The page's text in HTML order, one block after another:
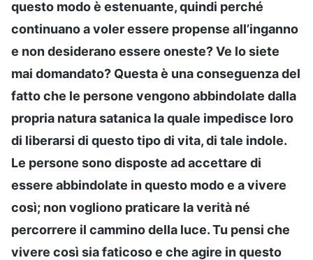
questo modo è estenuante, quindi perché
continuano a voler essere propense all’inganno
e non desiderano essere oneste? Ve lo siete
mai domandato? Questa è una conseguenza del
fatto che le persone vengono abbindolate dalla
propria natura satanica la quale impedisce loro
di liberarsi di questo tipo di vita, di tale indole.
Le persone sono disposte ad accettare di
essere abbindolate in questo modo e a vivere
così; non vogliono praticare la verità né
percorrere il cammino della luce. Tu pensi che
vivere così sia faticoso e che agire in questo